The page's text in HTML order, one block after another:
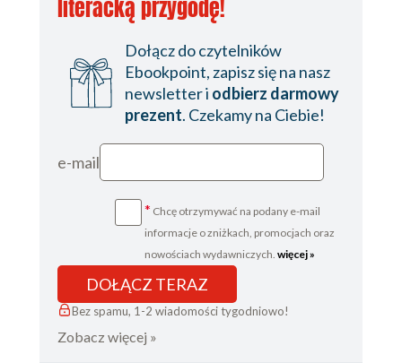
literacką przygodę!
Dołącz do czytelników
Ebookpoint, zapisz się na nasz
newsletter i odbierz darmowy
prezent. Czekamy na Ciebie!
e-mail
* Chcę otrzymywać na podany e-mail
informacje o zniżkach, promocjach oraz
nowościach wydawniczych. więcej »
DOŁĄCZ TERAZ
Bez spamu, 1-2 wiadomości tygodniowo!
Zobacz więcej »